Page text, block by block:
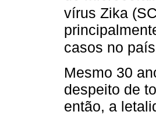
vírus Zika
casos no
Mesmo 30
despeito de
então, a